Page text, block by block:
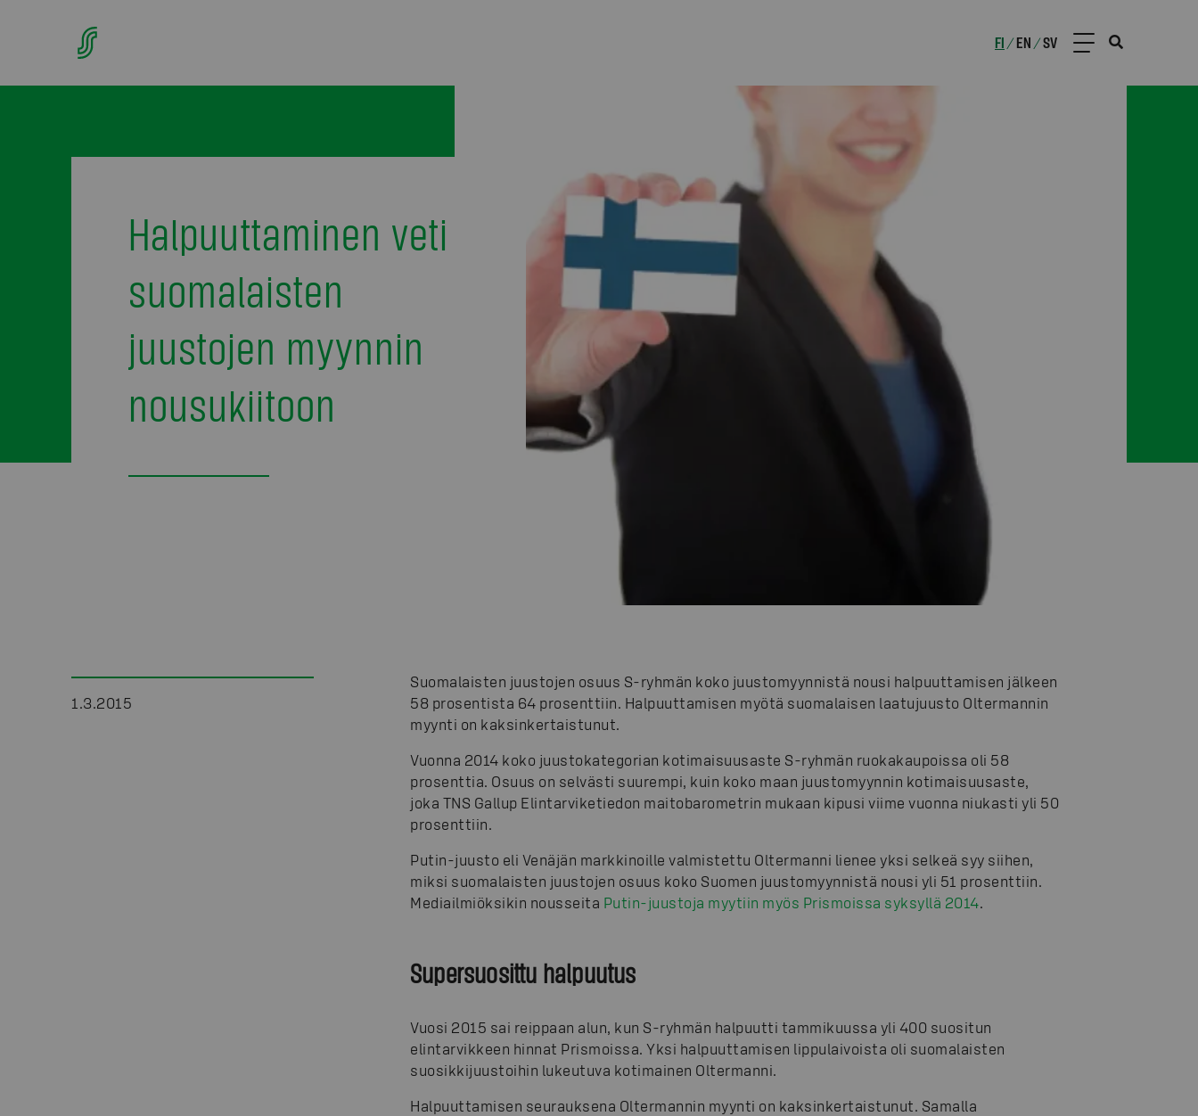
FI /EN /SV
Halpuuttaminen veti
suomalaisten
juustojen myynnin
nousukiitoon
1.3.2015
Suomalaisten juustojen osuus S-ryhmän koko juustomyynnistä nousi halpuuttamisen jälkeen
58 prosentista 64 prosenttiin. Halpuuttamisen myötä suomalaisen laatujuusto Oltermannin
myynti on kaksinkertaistunut.
Vuonna 2014 koko juustokategorian kotimaisuusaste S-ryhmän ruokakaupoissa oli 58
prosenttia. Osuus on selvästi suurempi, kuin koko maan juustomyynnin kotimaisuusaste,
joka TNS Gallup Elintarviketiedon maitobarometrin mukaan kipusi viime vuonna niukasti yli 50
prosenttiin.
Putin-juusto eli Venäjän markkinoille valmistettu Oltermanni lienee yksi selkeä syy siihen,
miksi suomalaisten juustojen osuus koko Suomen juustomyynnistä nousi yli 51 prosenttiin.
Mediailmiöksikin nousseita Putin-juustoja myytiin myös Prismoissa syksyllä 2014.
Supersuosittu halpuutus
Vuosi 2015 sai reippaan alun, kun S-ryhmän halpuutti tammikuussa yli 400 suositun
elintarvikkeen hinnat Prismoissa. Yksi halpuuttamisen lippulaivoista oli suomalaisten
suosikkijuustoihin lukeutuva kotimainen Oltermanni.
Halpuuttamisen seurauksena Oltermannin myynti on kaksinkertaistunut. Samalla